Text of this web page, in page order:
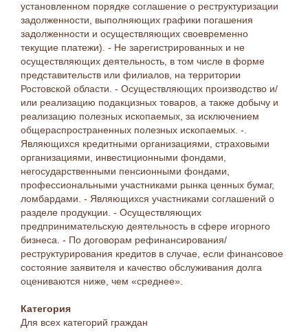
установленном порядке соглашение о реструктуризации
задолженности, выполняющих графики погашения
задолженности и осуществляющих своевременно
текущие платежи). - Не зарегистрированных и не
осуществляющих деятельность, в том числе в форме
представительств или филиалов, на территории
Ростовской области. - Осуществляющих производство и/
или реализацию подакцизных товаров, а также добычу и
реализацию полезных ископаемых, за исключением
общераспространенных полезных ископаемых. -.
Являющихся кредитными организациями, страховыми
организациями, инвестиционными фондами,
негосударственными пенсионными фондами,
профессиональными участниками рынка ценных бумаг,
ломбардами. - Являющихся участниками соглашений о
разделе продукции. - Осуществляющих
предпринимательскую деятельность в сфере игорного
бизнеса. - По договорам рефинансирования/
реструктурирования кредитов в случае, если финансовое
состояние заявителя и качество обслуживания долга
оцениваются ниже, чем «среднее».
Категория
Для всех категорий граждан